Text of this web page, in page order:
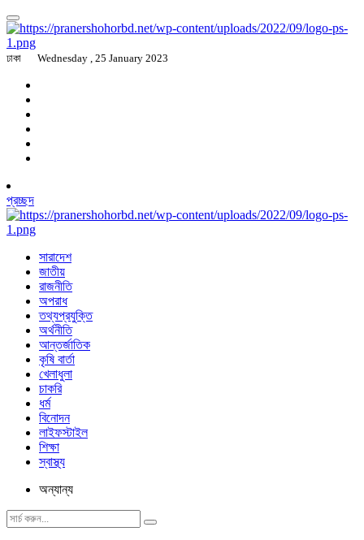
ঢাকা Wednesday , 25 January 2023
প্রচ্ছদ
সারাদেশ
জাতীয়
রাজনীতি
অপরাধ
তথ্যপ্রযুক্তি
অর্থনীতি
আন্তর্জাতিক
কৃষি বার্তা
খেলাধুলা
চাকরি
ধর্ম
বিনোদন
লাইফস্টাইল
শিক্ষা
স্বাস্থ্য
অন্যান্য